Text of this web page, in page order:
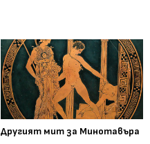
Другият мит за Минотавъра